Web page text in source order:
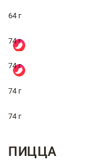
64 г
74 г
74 г
74 г
74 г
ПИЦЦА